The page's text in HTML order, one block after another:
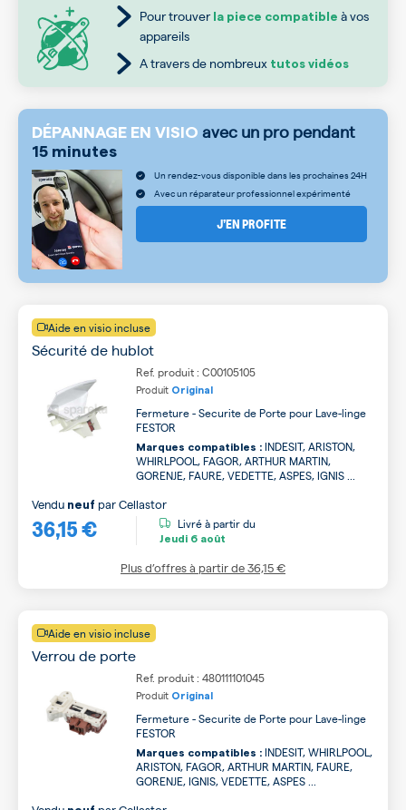
Pour trouver la piece compatible à vos
appareils
A travers de nombreux tutos vidéos
DÉPANNAGE EN VISIO avec un pro pendant
15 minutes
Un rendez-vous disponible dans les prochaines 24H
Avec un réparateur professionnel expérimenté
J’EN PROFITE
Aide en visio incluse
Sécurité de hublot
Ref. produit : C00105105
Produit Original
Fermeture - Securite de Porte pour Lave-linge
FESTOR
Marques compatibles : INDESIT, ARISTON,
WHIRLPOOL, FAGOR, ARTHUR MARTIN,
GORENJE, FAURE, VEDETTE, ASPES, IGNIS ...
36,15 €
Vendu neuf parCellastor
Livré à partir du
Jeudi 6 août
Plus d’offres à partir de36,15 €
Aide en visio incluse
Verrou de porte
Ref. produit : 480111101045
Produit Original
Fermeture - Securite de Porte pour Lave-linge
FESTOR
Marques compatibles : INDESIT, WHIRLPOOL,
ARISTON, FAGOR, ARTHUR MARTIN, FAURE,
GORENJE, IGNIS, VEDETTE, ASPES ...